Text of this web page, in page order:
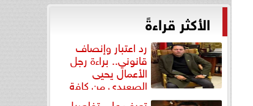
الأكثر قراءةً
رد اعتبار وإنصاف
قانوني.. براءة رجل
الأعمال يحيى
الصعيدي من كافة
التهم...